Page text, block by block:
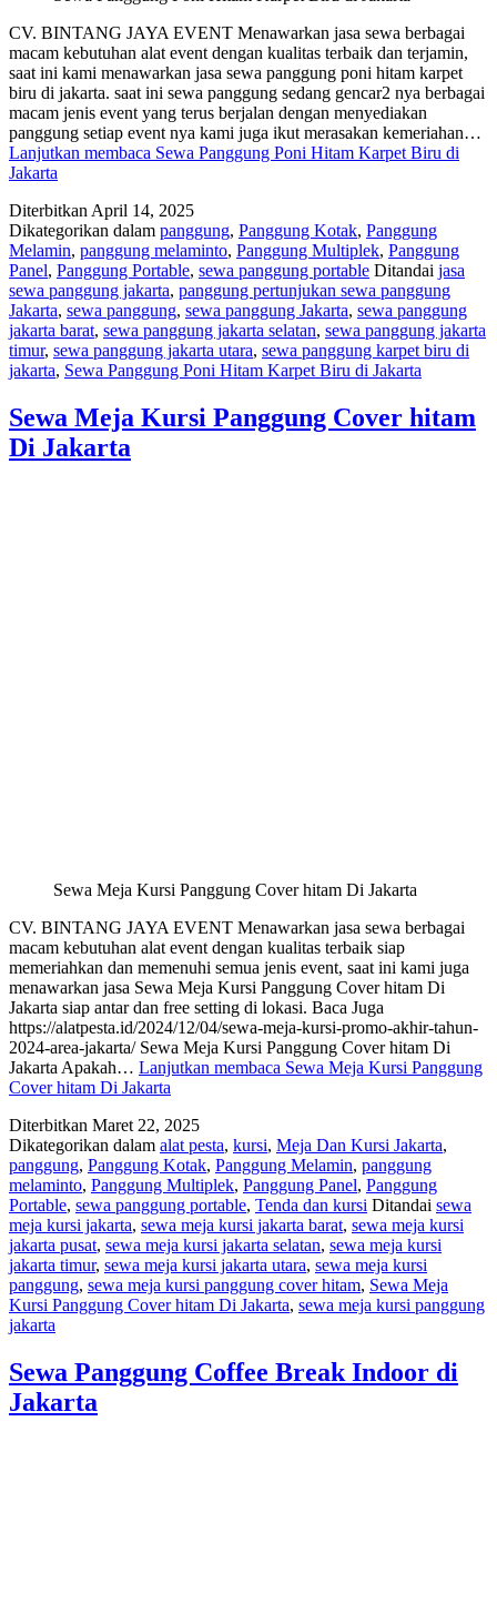
CV. BINTANG JAYA EVENT Menawarkan jasa sewa berbagai
macam kebutuhan alat event dengan kualitas terbaik dan terjamin,
saat ini kami menawarkan jasa sewa panggung poni hitam karpet
biru di jakarta. saat ini sewa panggung sedang gencar2 nya berbagai
macam jenis event yang terus berjalan dengan menyediakan
panggung setiap event nya kami juga ikut merasakan kemeriahan…
Lanjutkan membaca Sewa Panggung Poni Hitam Karpet Biru di
Jakarta
Diterbitkan April 14, 2025
Dikategorikan dalam panggung, Panggung Kotak, Panggung
Melamin, panggung melaminto, Panggung Multiplek, Panggung
Panel, Panggung Portable, sewa panggung portable Ditandai jasa
sewa panggung jakarta, panggung pertunjukan sewa panggung
Jakarta, sewa panggung, sewa panggung Jakarta, sewa panggung
jakarta barat, sewa panggung jakarta selatan, sewa panggung jakarta
timur, sewa panggung jakarta utara, sewa panggung karpet biru di
jakarta, Sewa Panggung Poni Hitam Karpet Biru di Jakarta
Sewa Meja Kursi Panggung Cover hitam
Di Jakarta
Sewa Meja Kursi Panggung Cover hitam Di Jakarta
CV. BINTANG JAYA EVENT Menawarkan jasa sewa berbagai
macam kebutuhan alat event dengan kualitas terbaik siap
memeriahkan dan memenuhi semua jenis event, saat ini kami juga
menawarkan jasa Sewa Meja Kursi Panggung Cover hitam Di
Jakarta siap antar dan free setting di lokasi. Baca Juga
https://alatpesta.id/2024/12/04/sewa-meja-kursi-promo-akhir-tahun-
2024-area-jakarta/ Sewa Meja Kursi Panggung Cover hitam Di
Jakarta Apakah… Lanjutkan membaca Sewa Meja Kursi Panggung
Cover hitam Di Jakarta
Diterbitkan Maret 22, 2025
Dikategorikan dalam alat pesta, kursi, Meja Dan Kursi Jakarta,
panggung, Panggung Kotak, Panggung Melamin, panggung
melaminto, Panggung Multiplek, Panggung Panel, Panggung
Portable, sewa panggung portable, Tenda dan kursi Ditandai sewa
meja kursi jakarta, sewa meja kursi jakarta barat, sewa meja kursi
jakarta pusat, sewa meja kursi jakarta selatan, sewa meja kursi
jakarta timur, sewa meja kursi jakarta utara, sewa meja kursi
panggung, sewa meja kursi panggung cover hitam, Sewa Meja
Kursi Panggung Cover hitam Di Jakarta, sewa meja kursi panggung
jakarta
Sewa Panggung Coffee Break Indoor di
Jakarta